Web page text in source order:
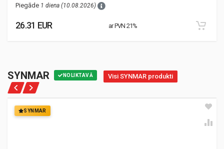
Piegāde 1 diena (10.08.2026)
26.31 EUR ar PVN 21%
SYNMAR NOLIKTAVĀ Visi SYNMAR produkti
SYNMAR